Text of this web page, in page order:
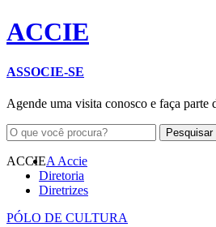
ACCIE
ASSOCIE-SE
Agende uma visita conosco e faça parte
ACCIEA Accie
Diretoria
Diretrizes
PÓLO DE CULTURA